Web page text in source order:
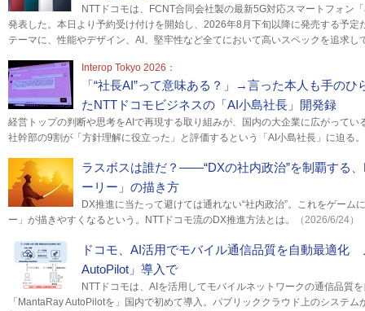
NTTドコモは、FCNT合同会社製の最新5G対応スマートフォン
発表した。本日より予約受け付けを開始し、2026年8月下旬以降に発売する予定
テーマに、性能やデザイン、AI、堅牢性など全てにおいて高いスペックを追求し
Interop Tokyo 2026：
「“社長AI”って意味ある？」→言った本人も手の
たNTTドコモビジネスの「AI小島社長」開発録
経営トップの判断や思考をAIで再現する取り組みが、国内の大企業に広がってい
社幹部の9割が「方針理解に役立った」と評価するという「AI小島社長」に迫る。
ラスボスは誰だ？――“DXの社内政治”を制覇する
ーリー」の描き方
DX推進に当たって避けては通れない“社内政治”。これをゲーム
ー」が描きやすくなるという。NTTドコモ流のDX推進方法とは。
（2026/6/24）
ドコモ、AI活用でモバイル通信品質を自動最適化
AutoPilot」導入で
NTTドコモは、AIを活用してモバイルネットワークの通信品質
「MantaRay AutoPilotを」国内で初めて導入。パブリッククラウド上のシステ